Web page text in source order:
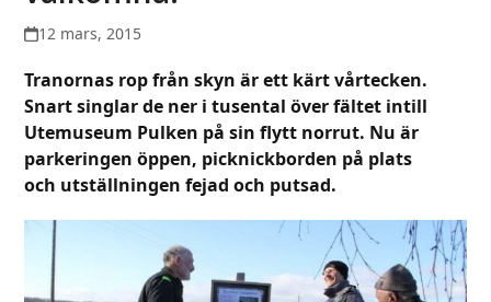
12 mars, 2015
Tranornas rop från skyn är ett kärt vårtecken.
Snart singlar de ner i tusental över fältet intill
Utemuseum Pulken på sin flytt norrut. Nu är
parkeringen öppen, picknickborden på plats
och utställningen fejad och putsad.